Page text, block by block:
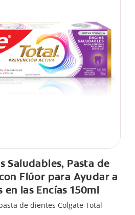
Saludables, Pasta de
Flúor para Ayudar a
las Encías 150ml
de dientes Colgate Total